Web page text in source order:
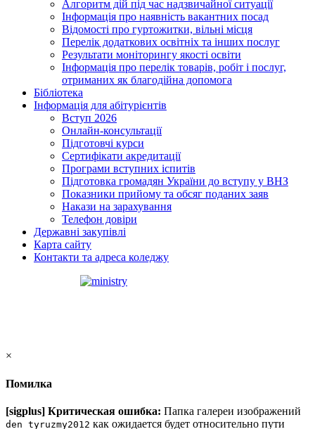
Алгоритм дій під час надзвичайної ситуації
Інформація про наявність вакантних посад
Відомості про гуртожитки, вільні місця
Перелік додаткових освітніх та інших послуг
Результати моніторингу якості освіти
Інформація про перелік товарів, робіт і послуг,
отриманих як благодійна допомога
Бібліотека
Інформація для абітурієнтів
Вступ 2026
Онлайн-консультації
Підготовчі курси
Сертифікати акредитації
Програми вступних іспитів
Підготовка громадян України до вступу у ВНЗ
Показники прийому та обсяг поданих заяв
Накази на зарахування
Телефон довіри
Державні закупівлі
Карта сайту
Контакти та адреса коледжу
×
Помилка
[sigplus] Критическая ошибка: Папка галереи изображений
den_tyruzmy2012 как ожидается будет относительно пути